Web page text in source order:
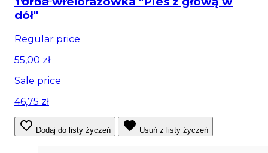
dół"
Regular price
55,00 zł
Sale price
46,75 zł
Dodaj do listy życzeń Usuń z listy życzeń